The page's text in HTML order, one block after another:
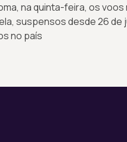
na quinta-feira, os
suspensos desde 26 de
no país